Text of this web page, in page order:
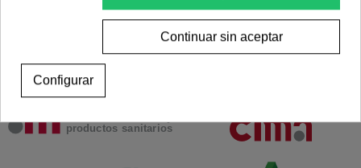
Continuar sin aceptar
Configurar